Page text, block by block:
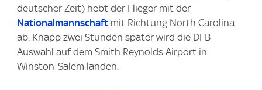
deutscher Zeit) hebt der Flieger mit der
Nationalmannschaft mit Richtung North Carolina
ab. Knapp zwei Stunden später wird die DFB-
Auswahl auf dem Smith Reynolds Airport in
Winston-Salem landen.